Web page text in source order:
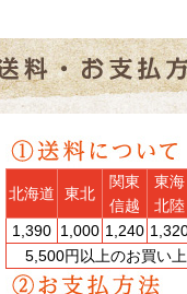
北海道 東北
関東
信越
東海
北陸
1,390 1,000 1,240
5,500円以上のお買い